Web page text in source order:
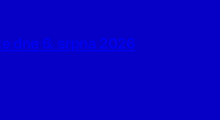
dne 6. srpna 2026